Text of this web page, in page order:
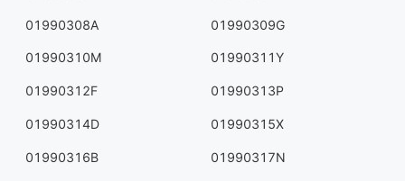
01990308A 01990309G
01990310M 01990311Y
01990312F 01990313P
01990314D 01990315X
01990316B 01990317N